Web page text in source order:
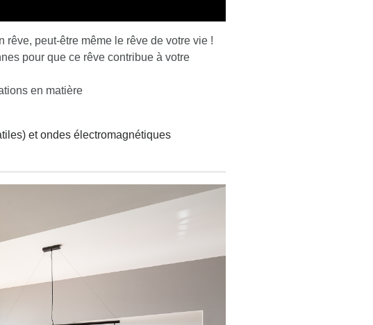
peut-être même le rêve de votre vie !
pour que ce rêve contribue à votre
en matière
et ondes électromagnétiques